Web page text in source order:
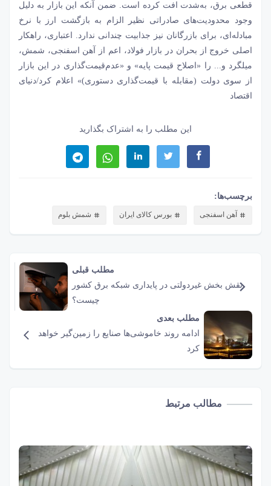
قطعی برق، به‌شدت افت کرده است. ضمن آنکه این بازار به دلیل
وجود محدودیت‌های صادراتی نظیر الزام به بازگشت ارز با نرخ
مبادله‌‌‌ای، برای بازرگانان نیز جذابیت چندانی ندارد. اعتباری، راهکار
اصلی خروج از بحران در بازار فولاد، اعم از آهن اسفنجی، شمش،
میلگرد و... را «اصلاح قیمت پایه» و «عدم‌قیمت‌گذاری در این بازار
از سوی دولت (مقابله با قیمت‌گذاری دستوری)» اعلام کرد/دنیای
اقتصاد
این مطلب را به اشتراک بگذارید
برچسب‌ها:
آهن اسفنجی بورس کالای ایران شمش بلوم
مطلب قبلی
نقش‌ بخش غیردولتی در پایداری شبکه برق کشور
چیست؟
مطلب بعدی
ادامه روند خاموشی‌ها صنایع را زمین‌گیر خواهد
کرد
مطالب مرتبط